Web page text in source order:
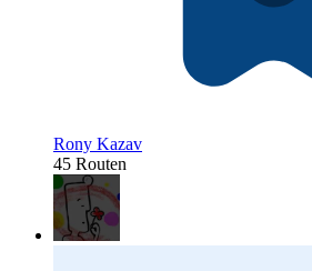
Rony Kazav
45 Routen